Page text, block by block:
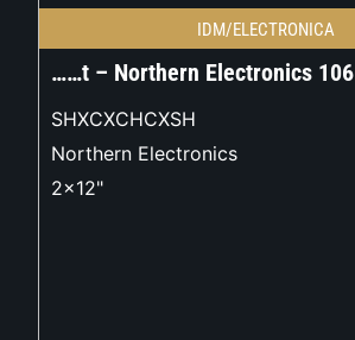
IDM/ELECTRONICA
……t – Northern Electronics 106
SHXCXCHCXSH
Northern Electronics
2x12"